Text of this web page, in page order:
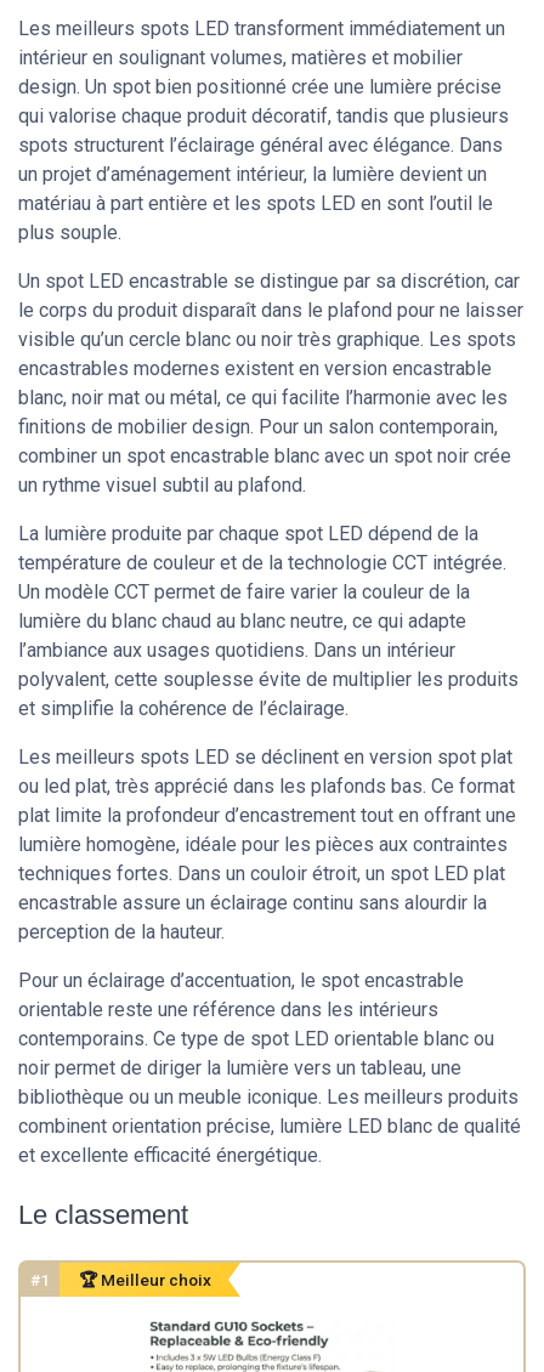
Les meilleurs spots LED transforment immédiatement un
intérieur en soulignant volumes, matières et mobilier
design. Un spot bien positionné crée une lumière précise
qui valorise chaque produit décoratif, tandis que plusieurs
spots structurent l’éclairage général avec élégance. Dans
un projet d’aménagement intérieur, la lumière devient un
matériau à part entière et les spots LED en sont l’outil le
plus souple.
Un spot LED encastrable se distingue par sa discrétion, car
le corps du produit disparaît dans le plafond pour ne laisser
visible qu’un cercle blanc ou noir très graphique. Les spots
encastrables modernes existent en version encastrable
blanc, noir mat ou métal, ce qui facilite l’harmonie avec les
finitions de mobilier design. Pour un salon contemporain,
combiner un spot encastrable blanc avec un spot noir crée
un rythme visuel subtil au plafond.
La lumière produite par chaque spot LED dépend de la
température de couleur et de la technologie CCT intégrée.
Un modèle CCT permet de faire varier la couleur de la
lumière du blanc chaud au blanc neutre, ce qui adapte
l’ambiance aux usages quotidiens. Dans un intérieur
polyvalent, cette souplesse évite de multiplier les produits
et simplifie la cohérence de l’éclairage.
Les meilleurs spots LED se déclinent en version spot plat
ou led plat, très apprécié dans les plafonds bas. Ce format
plat limite la profondeur d’encastrement tout en offrant une
lumière homogène, idéale pour les pièces aux contraintes
techniques fortes. Dans un couloir étroit, un spot LED plat
encastrable assure un éclairage continu sans alourdir la
perception de la hauteur.
Pour un éclairage d’accentuation, le spot encastrable
orientable reste une référence dans les intérieurs
contemporains. Ce type de spot LED orientable blanc ou
noir permet de diriger la lumière vers un tableau, une
bibliothèque ou un meuble iconique. Les meilleurs produits
combinent orientation précise, lumière LED blanc de qualité
et excellente efficacité énergétique.
Le classement
#1 🏆 Meilleur choix